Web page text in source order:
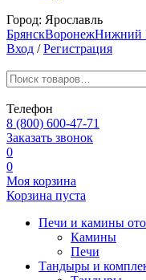
Город: Ярославль
БрянскВоронежНижний
Вход / Регистрация
Телефон
8 (800) 600-47-71
Заказать звонок
0
0
Моя корзина
Корзина пуста
Печи и камины
Камины
Печи
Тандыры и